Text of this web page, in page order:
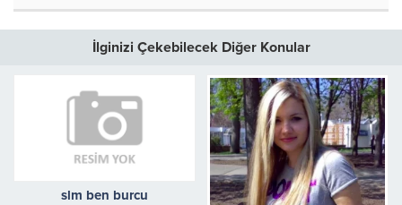
İlginizi Çekebilecek Diğer Konular
slm ben burcu